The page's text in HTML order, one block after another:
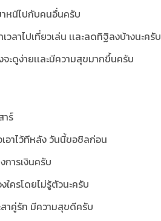
าหนีไปกับคนอื่นครับ
ลาไปเที่ยวเล่น เเละลดทิฐิลงบ้างนะครับ
ะดูง่ายเเละมีความสุขมากขึ้นครับ
าร์
เอาไว้ทีหลัง วันนี้ขอชิลก่อน
การเงินครับ
ใครโดยไม่รู้ตัวนะครับ
าคู่รัก มีความสุขดีครับ